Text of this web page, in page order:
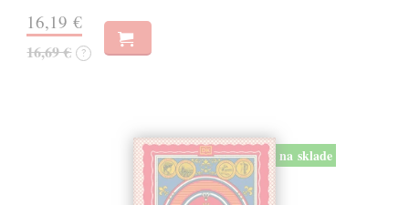
16,19 €
16,69 € ?
na sklade